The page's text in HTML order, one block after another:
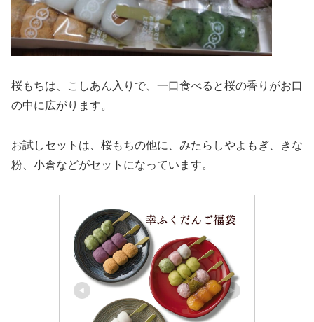
桜もちは、こしあん入りで、一口食べると桜の香りがお口
の中に広がります。
お試しセットは、桜もちの他に、みたらしやよもぎ、きな
粉、小倉などがセットになっています。